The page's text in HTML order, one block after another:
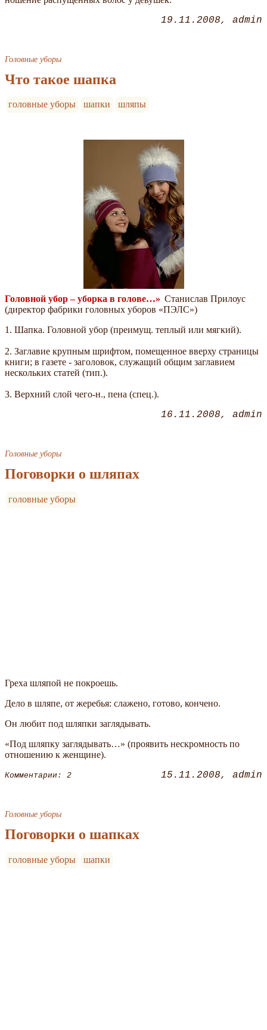
19.11.2008 admin
Головные уборы
Что такое шапка
головные уборы шапки шляпы
Головной убор – уборка в голове…» Станислав Прилоус
(директор фабрики головных уборов «ПЭЛС»)
1. Шапка. Головной убор (преимущ. теплый или мягкий).
2. Заглавие крупным шрифтом, помещенное вверху страницы
книги; в газете - заголовок, служащий общим заглавием
нескольких статей (тип.).
3. Верхний слой чего-н., пена (спец.).
16.11.2008 admin
Головные уборы
Поговорки о шляпах
головные уборы
Греха шляпой не покроешь.
Дело в шляпе, от жеребья: слажено, готово, кончено.
Он любит под шляпки заглядывать.
«Под шляпку заглядывать…» (проявить нескромность по
отношению к женщине).
Комментарии: 2 15.11.2008 admin
Головные уборы
Поговорки о шапках
головные уборы шапки